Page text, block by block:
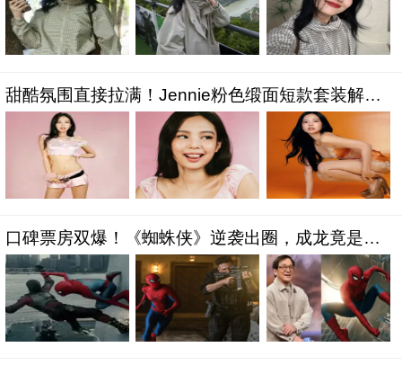
甜酷氛围直接拉满！Jennie粉色缎面短款套装解锁
温柔新质感
口碑票房双爆！《蜘蛛侠》逆袭出圈，成龙竟是隐
藏幕后王牌